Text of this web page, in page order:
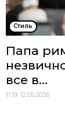
Стиль
Папа
все в...
11:19, 12.05.2026